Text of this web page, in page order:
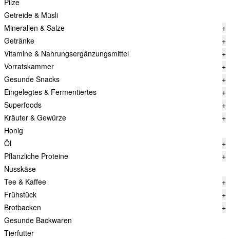
Pilze
Getreide & Müsli
Mineralien & Salze
+
Getränke
+
Vitamine & Nahrungsergänzungsmittel
+
Vorratskammer
+
Gesunde Snacks
+
Eingelegtes & Fermentiertes
+
Superfoods
+
Kräuter & Gewürze
+
Honig
Öl
+
Pflanzliche Proteine
+
Nusskäse
Tee & Kaffee
+
Frühstück
+
Brotbacken
+
Gesunde Backwaren
Tierfutter